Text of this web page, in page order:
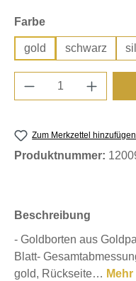
Farbeauswählen
gold schwarz
Produkt Anzahl:
Zum Merkzettel hinzufügen
Produktnummer:
Beschreibung
- Goldborten aus
Blatt-
gold, Rückseite… Mehr